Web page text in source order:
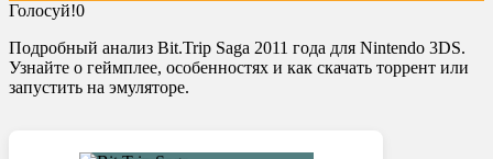
Голосуй!0
Подробный анализ Bit.Trip Saga 2011 года для Nintendo 3DS.
Узнайте о геймплее, особенностях и как скачать торрент или
запустить на эмуляторе.